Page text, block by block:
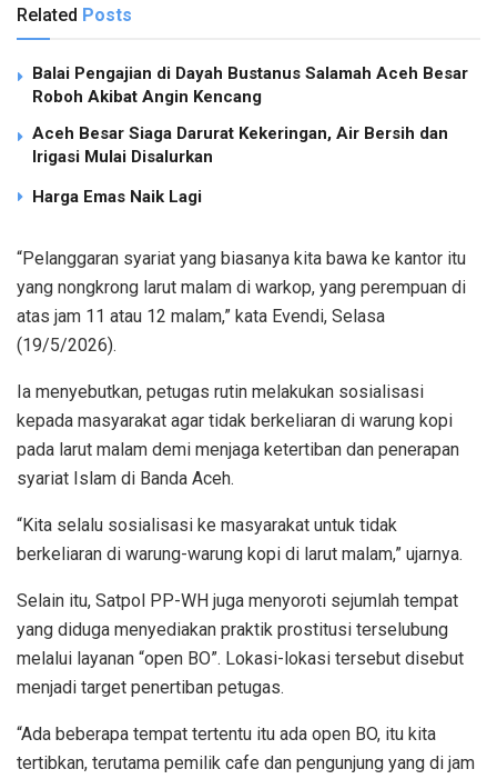
Related Posts
Balai Pengajian di Dayah Bustanus Salamah Aceh Besar
Roboh Akibat Angin Kencang
Aceh Besar Siaga Darurat Kekeringan, Air Bersih dan
Irigasi Mulai Disalurkan
Harga Emas Naik Lagi
“Pelanggaran syariat yang biasanya kita bawa ke kantor itu
yang nongkrong larut malam di warkop, yang perempuan di
atas jam 11 atau 12 malam,” kata Evendi, Selasa
(19/5/2026).
Ia menyebutkan, petugas rutin melakukan sosialisasi
kepada masyarakat agar tidak berkeliaran di warung kopi
pada larut malam demi menjaga ketertiban dan penerapan
syariat Islam di Banda Aceh.
“Kita selalu sosialisasi ke masyarakat untuk tidak
berkeliaran di warung-warung kopi di larut malam,” ujarnya.
Selain itu, Satpol PP-WH juga menyoroti sejumlah tempat
yang diduga menyediakan praktik prostitusi terselubung
melalui layanan “open BO”. Lokasi-lokasi tersebut disebut
menjadi target penertiban petugas.
“Ada beberapa tempat tertentu itu ada open BO, itu kita
tertibkan, terutama pemilik cafe dan pengunjung yang di jam